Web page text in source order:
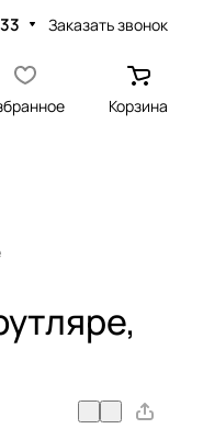
Заказать звонок
Корзина